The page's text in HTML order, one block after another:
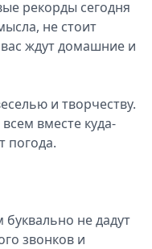
рекорды сегодня
не стоит
ждут домашние и
и творчеству.
вместе куда-
погода.
не дадут
звонков и